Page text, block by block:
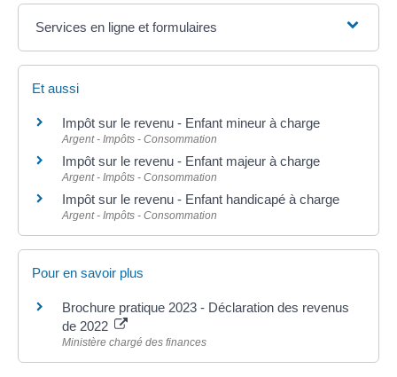
Services en ligne et formulaires
Et aussi
Impôt sur le revenu - Enfant mineur à charge
Argent - Impôts - Consommation
Impôt sur le revenu - Enfant majeur à charge
Argent - Impôts - Consommation
Impôt sur le revenu - Enfant handicapé à charge
Argent - Impôts - Consommation
Pour en savoir plus
Brochure pratique 2023 - Déclaration des revenus
de 2022
Ministère chargé des finances